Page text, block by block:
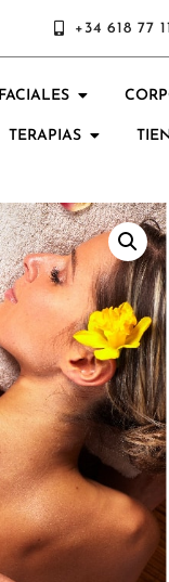
+34 618 77
FACIALES
TERAPIAS